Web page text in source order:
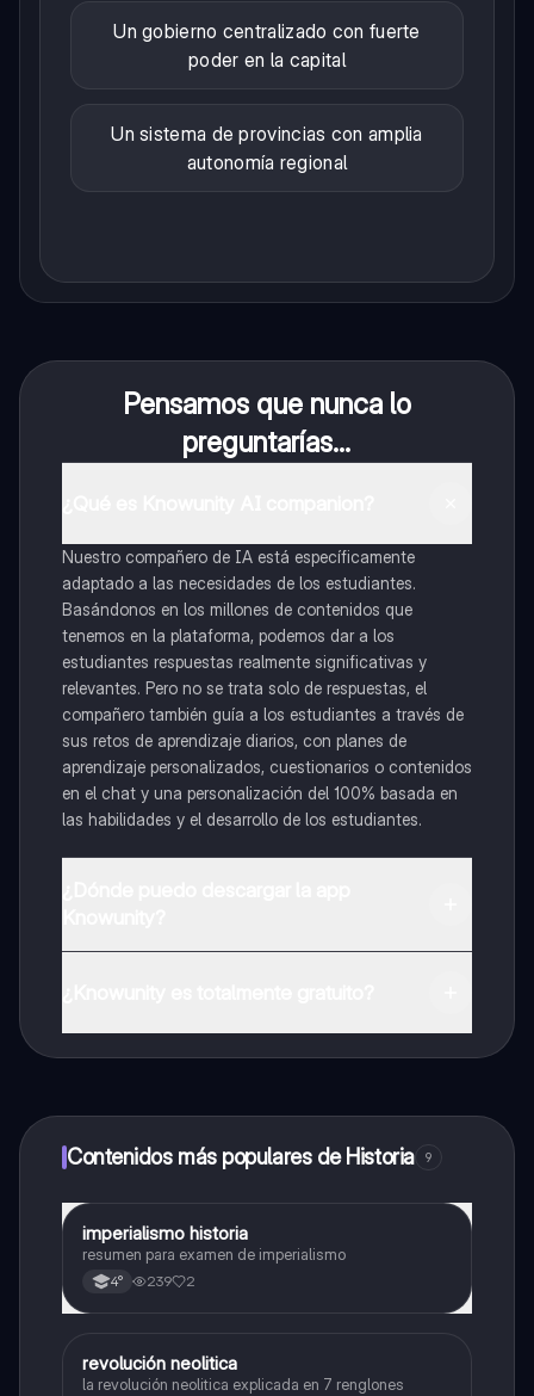
Un gobierno centralizado con fuerte
poder en la capital
Un sistema de provincias con amplia
autonomía regional
Pensamos que nunca lo
preguntarías...
Nuestro compañero de IA está específicamente
adaptado a las necesidades de los estudiantes.
Basándonos en los millones de contenidos que
tenemos en la plataforma, podemos dar a los
estudiantes respuestas realmente significativas y
relevantes. Pero no se trata solo de respuestas, el
compañero también guía a los estudiantes a través de
sus retos de aprendizaje diarios, con planes de
aprendizaje personalizados, cuestionarios o contenidos
en el chat y una personalización del 100% basada en
las habilidades y el desarrollo de los estudiantes.
a determinadas funciones.
Contenidos más populares de Historia 9
Historia
imperialismo historia
resumen para examen de imperialismo
4° 239 2
Historia
revolución neolitica
la revolución neolitica explicada en 7 renglones